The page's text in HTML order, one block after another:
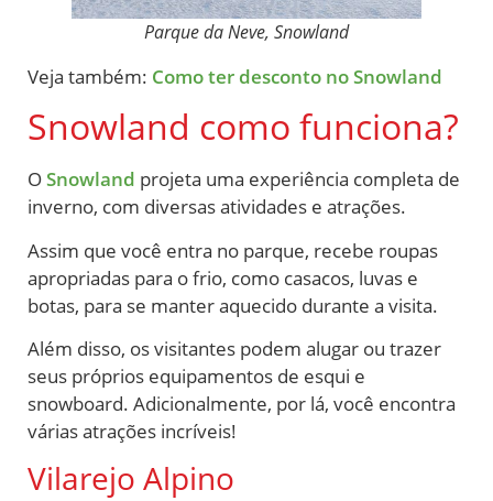
Parque da Neve, Snowland
Veja também: Como ter desconto no Snowland
Snowland como funciona?
OSnowland projeta uma experiência completa de
inverno, com diversas atividades e atrações.
Assim que você entra no parque, recebe roupas
apropriadas para o frio, como casacos, luvas e
botas, para se manter aquecido durante a visita.
Além disso, os visitantes podem alugar ou trazer
seus próprios equipamentos de esqui e
snowboard. Adicionalmente, por lá, você encontra
várias atrações incríveis!
Vilarejo Alpino